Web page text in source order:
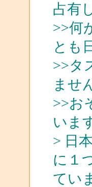
占有
>>何
とも
>>タ
ませ
>>お
いま
> 日
に１
てい